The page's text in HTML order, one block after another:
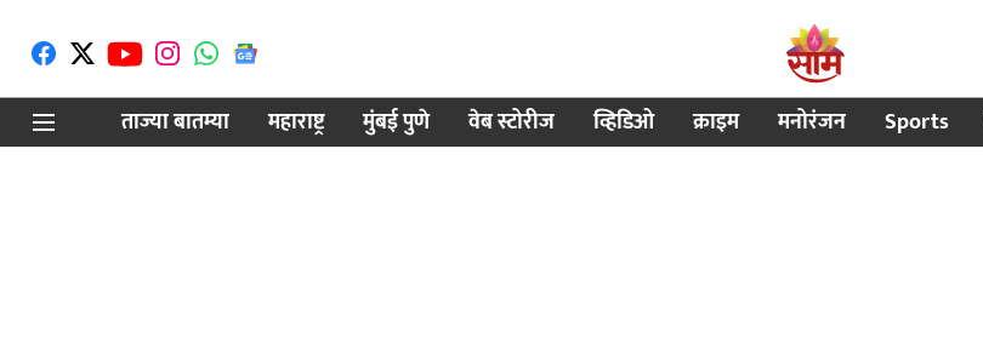
ताज्या बातम्या
महाराष्ट्र मुंबई पुणे वेब स्टोरीज व्हिडिओ क्राइम मनोरंजन Sports